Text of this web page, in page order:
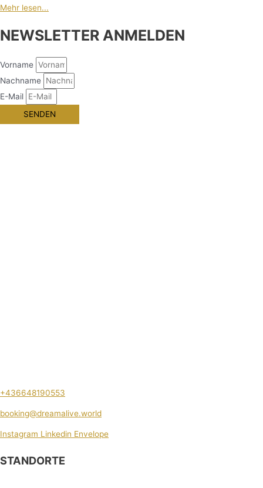
Mehr lesen...
NEWSLETTER ANMELDEN
Vorname
Nachname
E-Mail
SENDEN
+436648190553
booking@dreamalive.world
Instagram Linkedin Envelope
STANDORTE